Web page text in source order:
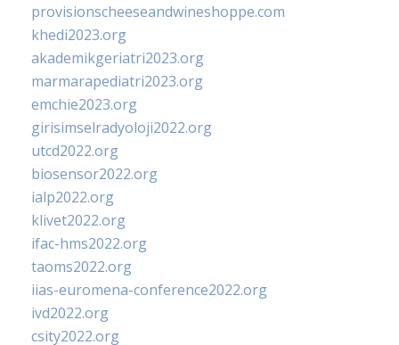
provisionscheeseandwineshoppe.com
khedi2023.org
akademikgeriatri2023.org
marmarapediatri2023.org
emchie2023.org
girisimselradyoloji2022.org
utcd2022.org
biosensor2022.org
ialp2022.org
klivet2022.org
ifac-hms2022.org
taoms2022.org
iias-euromena-conference2022.org
ivd2022.org
csity2022.org